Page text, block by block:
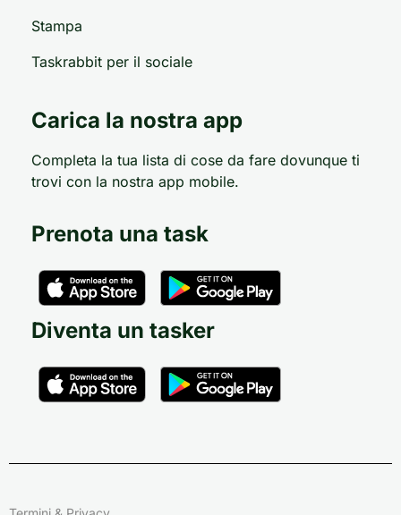
Stampa
Taskrabbit per il sociale
Carica la nostra app
Completa la tua lista di cose da fare dovunque ti
trovi con la nostra app mobile.
Prenota una task
Diventa un tasker